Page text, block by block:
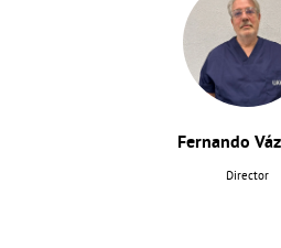
Fernando
Director